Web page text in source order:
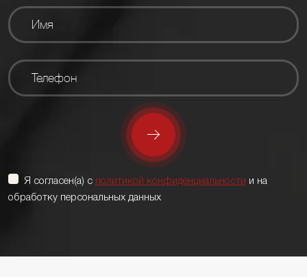
Я согласен(а) с политикой конфиденциальности и на
обработку персональных данных